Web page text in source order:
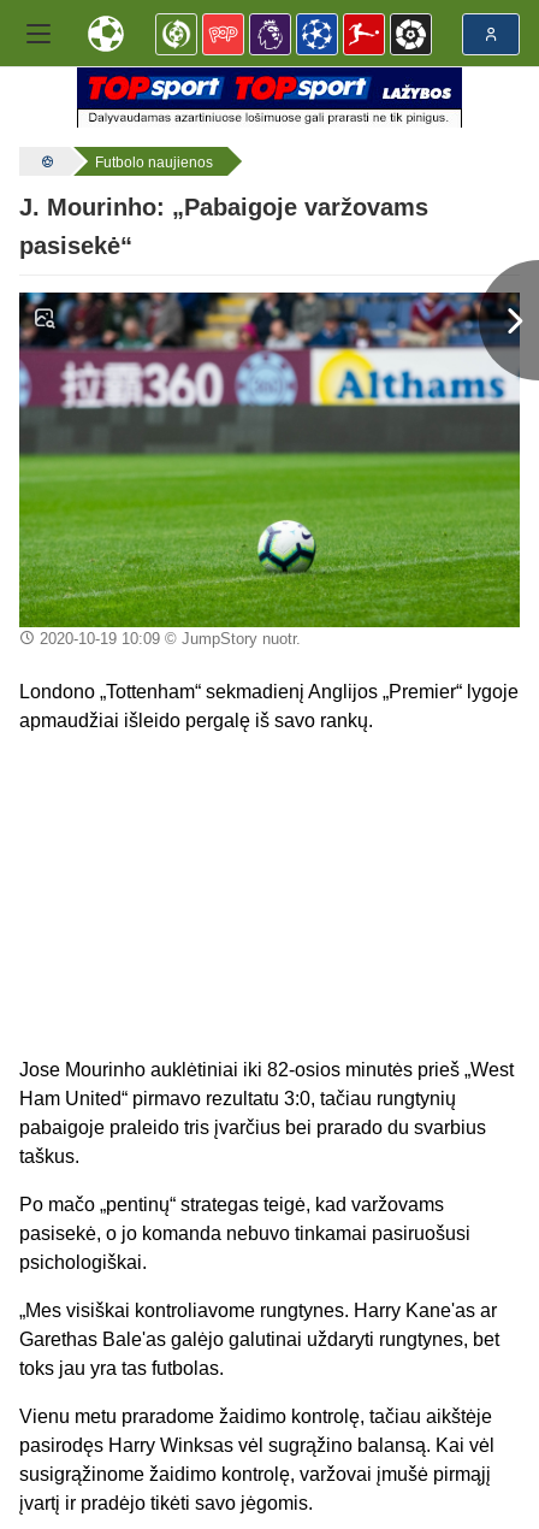
Futbolo naujienos
J. Mourinho: „Pabaigoje varžovams
pasisekė“
2020-10-19 10:09© JumpStory nuotr.
Londono „Tottenham“ sekmadienį Anglijos „Premier“ lygoje
apmaudžiai išleido pergalę iš savo rankų.
Jose Mourinho auklėtiniai iki 82-osios minutės prieš „West
Ham United“ pirmavo rezultatu 3:0, tačiau rungtynių
pabaigoje praleido tris įvarčius bei prarado du svarbius
taškus.
Po mačo „pentinų“ strategas teigė, kad varžovams
pasisekė, o jo komanda nebuvo tinkamai pasiruošusi
psichologiškai.
„Mes visiškai kontroliavome rungtynes. Harry Kane'as ar
Garethas Bale'as galėjo galutinai uždaryti rungtynes, bet
toks jau yra tas futbolas.
Vienu metu praradome žaidimo kontrolę, tačiau aikštėje
pasirodęs Harry Winksas vėl sugrąžino balansą. Kai vėl
susigrąžinome žaidimo kontrolę, varžovai įmušė pirmąjį
įvartį ir pradėjo tikėti savo jėgomis.